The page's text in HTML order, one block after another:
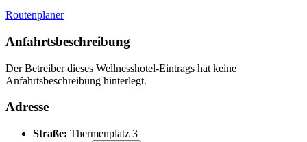
Routenplaner
Anfahrtsbeschreibung
Der Betreiber dieses Wellnesshotel-Eintrags hat keine
Anfahrtsbeschreibung hinterlegt.
Adresse
Straße: Thermenplatz 3